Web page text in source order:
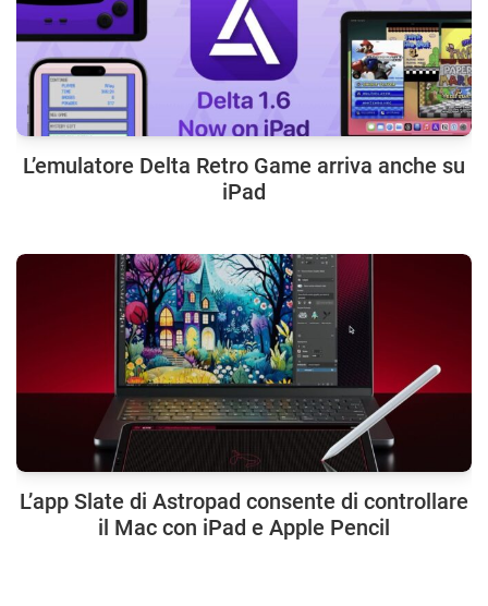
L’emulatore Delta Retro Game arriva anche su
iPad
L’app Slate di Astropad consente di controllare
il Mac con iPad e Apple Pencil